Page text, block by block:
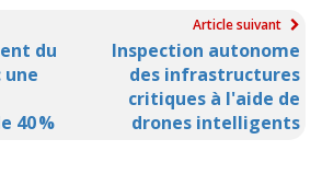
du
une
40 %
Article suivant
Inspection autonome
des infrastructures
critiques à l'aide de
drones intelligents